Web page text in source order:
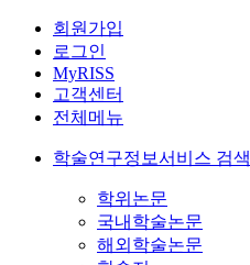
회원가입
로그인
MyRISS
고객센터
전체메뉴
학술연구정보서비스 검색
학위논문
국내학술논문
해외학술논문